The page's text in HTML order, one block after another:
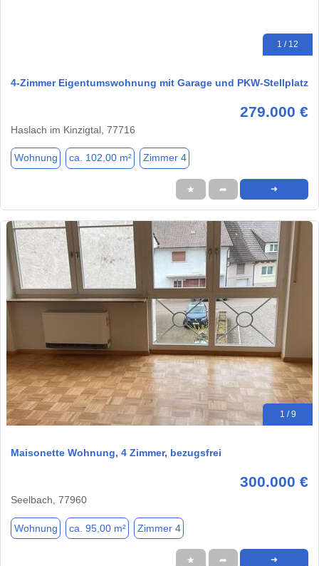
1 / 12
4-Zimmer Eigentumswohnung mit Garage und PKW-Stellplatz
279.000 €
Haslach im Kinzigtal, 77716
Wohnung ca. 102,00 m² Zimmer 4
★ ➦ ➜
1 / 9
Maisonette Wohnung, 4 Zimmer, bezugsfrei
300.000 €
Seelbach, 77960
Wohnung ca. 95,00 m² Zimmer 4
★ ➦ ➜